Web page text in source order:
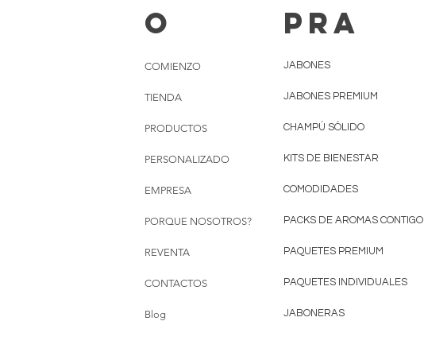
O
COMIENZO
TIENDA
PRODUCTOS
PERSONALIZADO
EMPRESA
PORQUE NOSOTROS?
REVENTA
CONTACTOS
Blog
PRA
JABONES
JABONES PREMIUM
CHAMPÚ SÓLIDO
KITS DE BIENESTAR
COMODIDADES
PACKS DE AROMAS CONTIGO
PAQUETES PREMIUM
PAQUETES INDIVIDUALES
JABONERAS